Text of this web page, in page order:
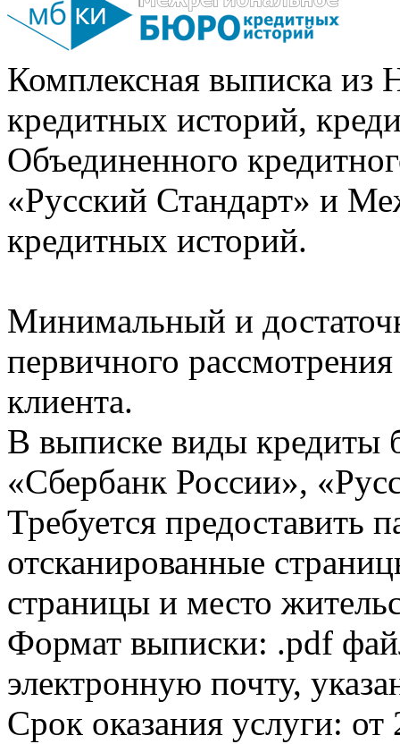
Комплексная выписка из
кредитных историй,
Объединенного
«Русский Стандарт» и
кредитных историй.
Минимальный и
первичного
клиента.
В выписке виды кредиты
«Сбербанк России»,
Требуется предоставить
отсканированные
страницы и место
Формат выписки: .pdf
электронную почту,
Срок оказания услуги: от